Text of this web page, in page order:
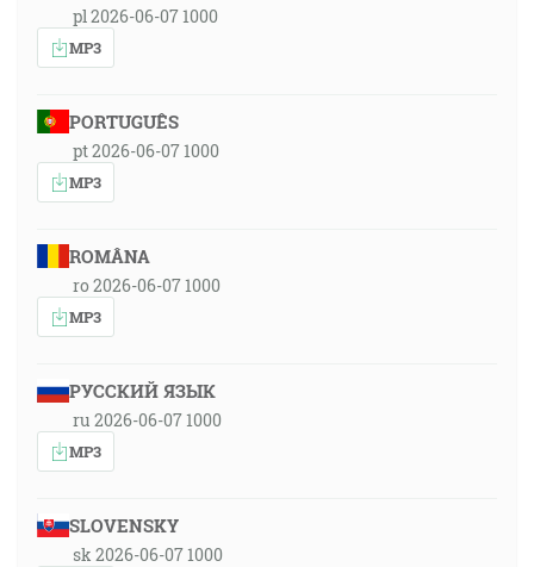
pl 2026-06-07 1000
MP3
PORTUGUÊS
pt 2026-06-07 1000
MP3
ROMÂNA
ro 2026-06-07 1000
MP3
РУССКИЙ ЯЗЫК
ru 2026-06-07 1000
MP3
SLOVENSKY
sk 2026-06-07 1000